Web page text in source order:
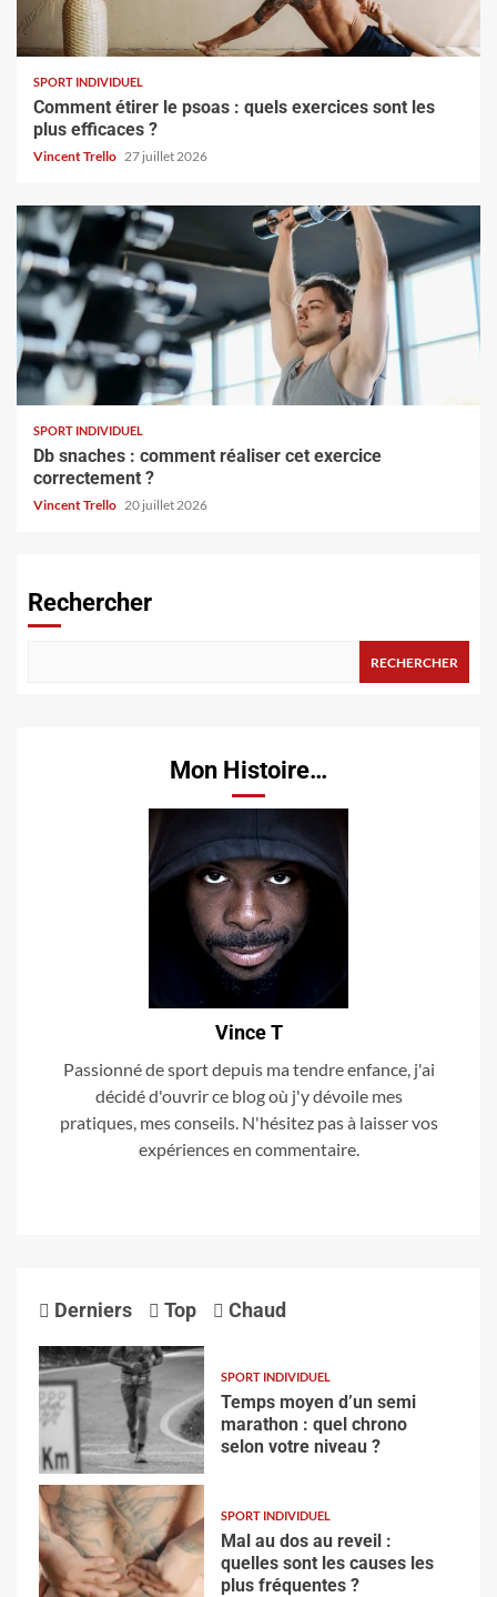
SPORT INDIVIDUEL
Comment étirer le psoas : quels exercices sont les
plus efficaces ?
Vincent Trello 27 juillet 2026
SPORT INDIVIDUEL
Db snaches : comment réaliser cet exercice
correctement ?
Vincent Trello 20 juillet 2026
Rechercher
RECHERCHER
Mon Histoire…
Vince T
Passionné de sport depuis ma tendre enfance, j'ai
décidé d'ouvrir ce blog où j'y dévoile mes
pratiques, mes conseils. N'hésitez pas à laisser vos
expériences en commentaire.
Derniers Top Chaud
SPORT INDIVIDUEL
Temps moyen d’un semi
marathon : quel chrono
selon votre niveau ?
SPORT INDIVIDUEL
Mal au dos au reveil :
quelles sont les causes les
plus fréquentes ?